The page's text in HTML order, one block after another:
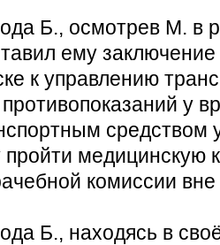
Б., осмотрев М. в
ему
к управлению
у
средством
медицинскую
комиссии
Б., находясь в